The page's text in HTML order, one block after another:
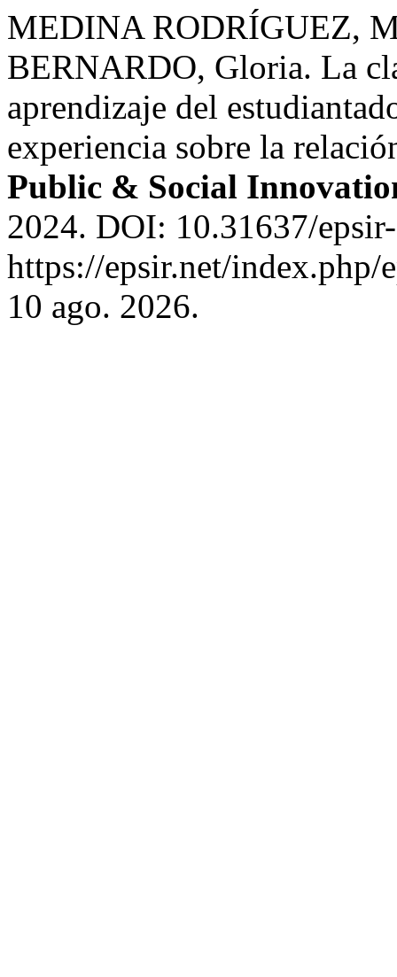
MEDINA RODRÍGUEZ,
BERNARDO, Gloria. La
aprendizaje del
experiencia sobre la
Public & Social
2024. DOI: 10.31637/
https://epsir.net/index.php/
10 ago. 2026.